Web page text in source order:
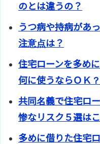
のとは違うの？
うつ病や持病があ
注意点は？
住宅ローンを多め
何に使うならＯＫ？
共同名義で住宅ロ
惨なリスク５選は
多めに借りた住宅